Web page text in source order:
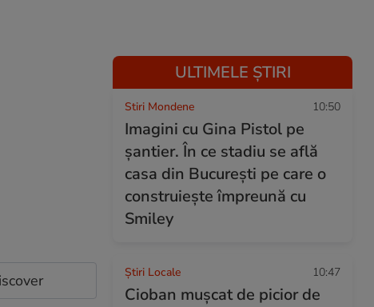
ULTIMELE ȘTIRI
Stiri Mondene 10:50
Imagini cu Gina Pistol pe
șantier. În ce stadiu se află
casa din București pe care o
construiește împreună cu
Smiley
Știri Locale 10:47
Cioban mușcat de picior de